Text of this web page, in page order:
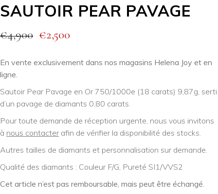
SAUTOIR PEAR PAVAGE
€4,900 €2,500
En vente exclusivement dans nos magasins Helena Joy et en
ligne.
Sautoir Pear Pavage en Or 750/1000e (18 carats) 9,87g, serti
d’un pavage de diamants 0,80 carats.
Pour toute demande de réception urgente, nous vous invitons
à nous contacter afin de vérifier la disponibilité des stocks.
Autres tailles de diamants et personnalisation sur demande.
Qualité des diamants : Couleur F/G, Pureté SI1/VVS2
Cet article n’est pas remboursable, mais peut être échangé.